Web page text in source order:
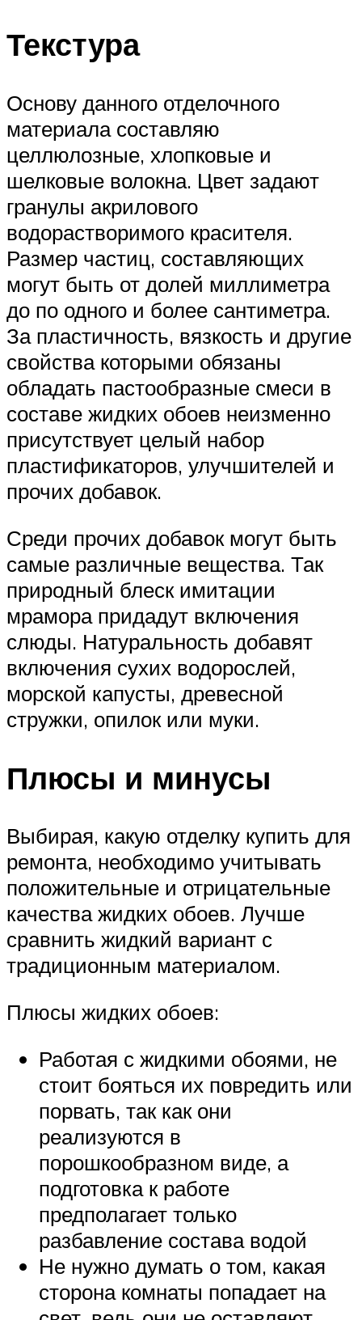
Текстура
Основу данного отделочного
материала составляю
целлюлозные, хлопковые и
шелковые волокна. Цвет задают
гранулы акрилового
водорастворимого красителя.
Размер частиц, составляющих
могут быть от долей миллиметра
до по одного и более сантиметра.
За пластичность, вязкость и другие
свойства которыми обязаны
обладать пастообразные смеси в
составе жидких обоев неизменно
присутствует целый набор
пластификаторов, улучшителей и
прочих добавок.
Среди прочих добавок могут быть
самые различные вещества. Так
природный блеск имитации
мрамора придадут включения
слюды. Натуральность добавят
включения сухих водорослей,
морской капусты, древесной
стружки, опилок или муки.
Плюсы и минусы
Выбирая, какую отделку купить для
ремонта, необходимо учитывать
положительные и отрицательные
качества жидких обоев. Лучше
сравнить жидкий вариант с
традиционным материалом.
Плюсы жидких обоев:
Работая с жидкими обоями, не
стоит бояться их повредить или
порвать, так как они
реализуются в
порошкообразном виде, а
подготовка к работе
предполагает только
разбавление состава водой
Не нужно думать о том, какая
сторона комнаты попадает на